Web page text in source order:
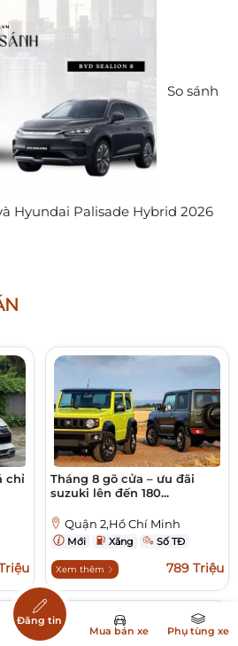
So sánh
Hyundai Palisade Hybrid 2026
chỉ
Tháng 8 gõ cửa – ưu đãi
suzuki lên đến 180...
Quận 2,Hồ Chí Minh
Mới Xăng Số TĐ
Xem thêm 789 Triệu
Đăng tin
Mua bán xe
Phụ tùng xe